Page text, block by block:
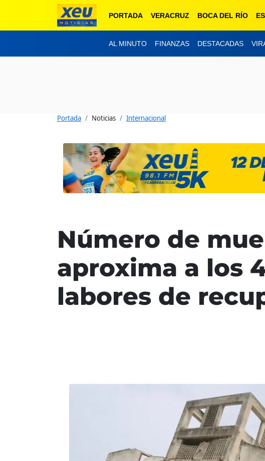
PORTADA VERACRUZ BOCA DEL RÍO
AL MINUTO FINANZAS DESTACADAS
Portada Noticias Internacional
Número de
aproxima a los
labores de